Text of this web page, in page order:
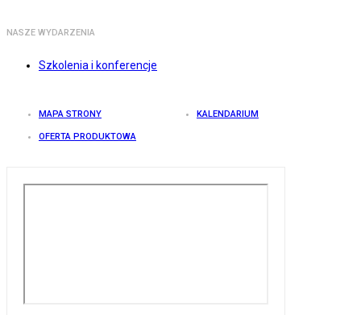
NASZE WYDARZENIA
Szkolenia i konferencje
MAPA STRONY KALENDARIUM
OFERTA PRODUKTOWA